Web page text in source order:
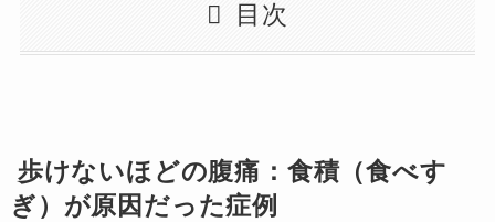
目次
歩けないほどの腹痛：食積（食べす
ぎ）が原因だった症例